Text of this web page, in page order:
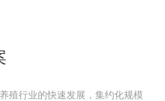
殖行业的快速发展，集约化规模